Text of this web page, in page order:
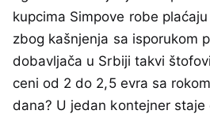
kupcima Simpove robe
zbog kašnjenja sa isporukom
dobavljača u Srbiji takvi
ceni od 2 do 2,5 evra sa
dana? U jedan kontejner